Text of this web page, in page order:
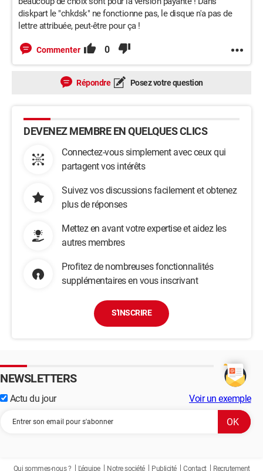
diskpart le "chkdsk" ne fonctionne pas, le disque n'a pas de
lettre attribuée, peut-être pour ça !
Commenter 0
Répondre Posez votre question
DEVENEZ MEMBRE EN QUELQUES CLICS
Connectez-vous simplement avec ceux qui
partagent vos intérêts
Suivez vos discussions facilement et obtenez
plus de réponses
Mettez en avant votre expertise et aidez les
autres membres
Profitez de nombreuses fonctionnalités
supplémentaires en vous inscrivant
S'INSCRIRE
NEWSLETTERS
Actu du jour Voir un exemple
Qui sommes-nous ? L'équipe Notre société Publicité Contact Recrutement